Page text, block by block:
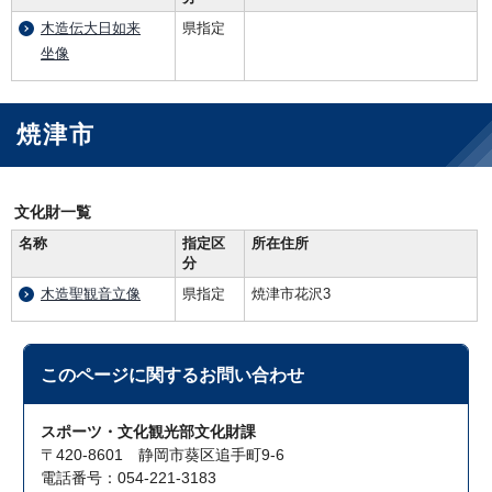
木造伝大日如来
坐像
県指定
焼津市
文化財一覧
名称
指定区
分
所在住所
木造聖観音立像 県指定 焼津市花沢3
このページに関するお問い合わせ
スポーツ・文化観光部文化財課
〒420-8601 静岡市葵区追手町9-6
電話番号：054-221-3183